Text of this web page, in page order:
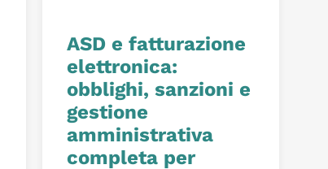
ASD e fatturazione
elettronica:
obblighi, sanzioni e
gestione
amministrativa
completa per